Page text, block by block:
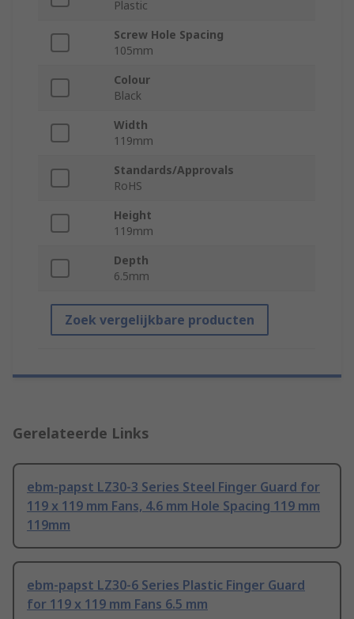
Plastic
Screw Hole Spacing
105mm
Colour
Black
Width
119mm
Standards/Approvals
RoHS
Height
119mm
Depth
6.5mm
Zoek vergelijkbare producten
Gerelateerde Links
ebm-papst LZ30-3 Series Steel Finger Guard for
119 x 119 mm Fans, 4.6 mm Hole Spacing 119 mm
119mm
ebm-papst LZ30-6 Series Plastic Finger Guard
for 119 x 119 mm Fans 6.5 mm